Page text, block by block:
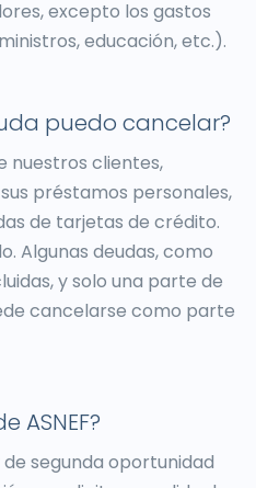
excepto los gastos
educación, etc.).
puedo cancelar?
nuestros clientes,
préstamos personales,
de tarjetas de crédito.
Algunas deudas, como
y solo una parte de
cancelarse como parte
ASNEF?
segunda oportunidad